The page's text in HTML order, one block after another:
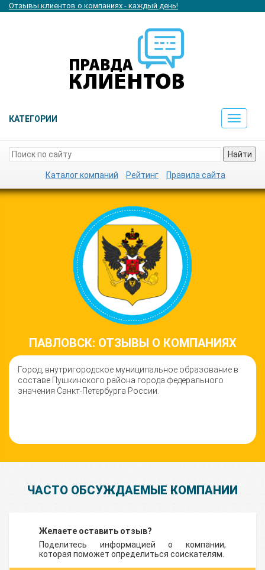
Отзывы клиентов о компаниях - каждый день!
КАТЕГОРИИ
Toggle
Найти
Каталог компаний Рейтинг Правила сайта
ПАВЛОВСК: ОТЗЫВЫ О КОМПАНИЯХ
Город, внутригородское муниципальное образование в
составе Пушкинского района города федерального
значения Санкт-Петербурга России.
ЧАСТО ОБСУЖДАЕМЫЕ КОМПАНИИ
Желаете оставить отзыв?
Поделитесь информацией о компании,
которая поможет определиться соискателям.